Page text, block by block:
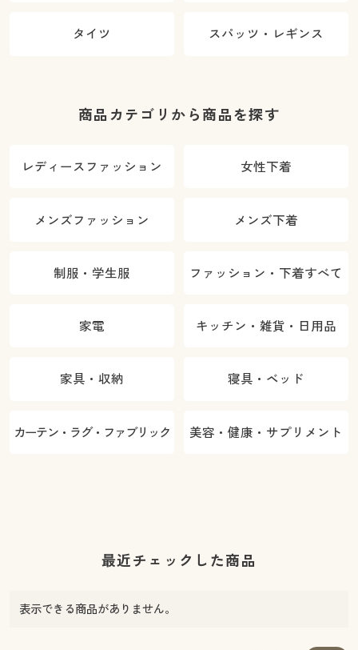
タイツ スパッツ・レギンス
商品カテゴリから商品を探す
レディースファッション 女性下着
メンズファッション メンズ下着
制服・学生服 ファッション・下着すべて
家電 キッチン・雑貨・日用品
家具・収納 寝具・ベッド
カーテン・ラグ・ファブリック 美容・健康・サプリメント
最近チェックした商品
表示できる商品がありません。